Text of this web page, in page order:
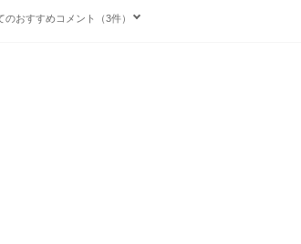
のおすすめコメント（3件）